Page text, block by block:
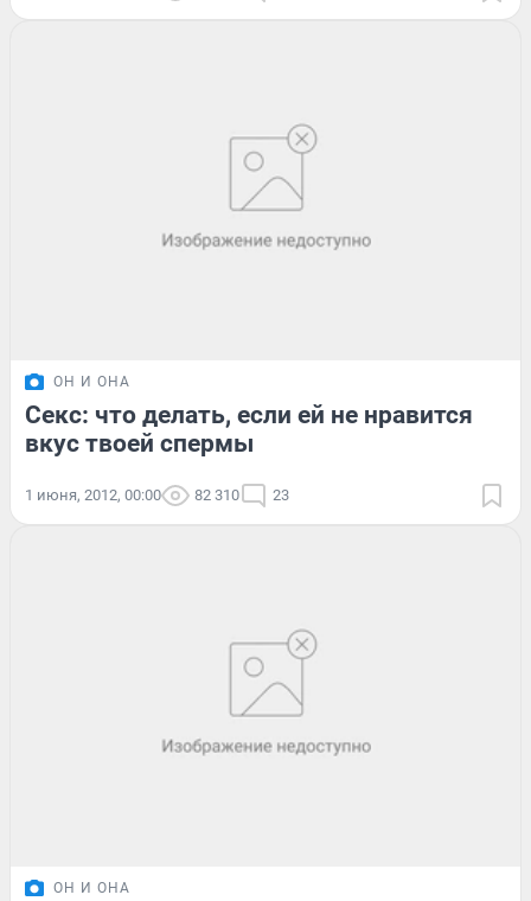
ОН И ОНА
Секс: что делать, если ей не нравится
вкус твоей спермы
1 июня, 2012, 00:00 82 310 23
ОН И ОНА